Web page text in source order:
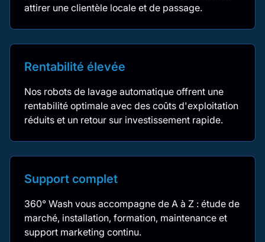
attirer une clientèle locale et de passage.
Rentabilité élevée
Nos robots de lavage automatique offrent une
rentabilité optimale avec des coûts d'exploitation
réduits et un retour sur investissement rapide.
Support complet
360° Wash vous accompagne de A à Z : étude de
marché, installation, formation, maintenance et
support marketing continu.